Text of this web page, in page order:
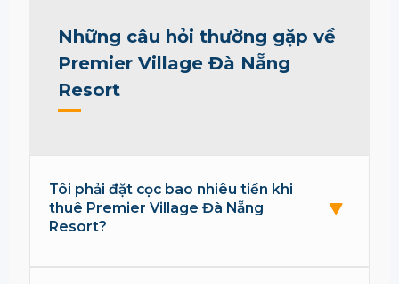
Những câu hỏi thường gặp về
Premier Village Đà Nẵng
Resort
Tôi phải đặt cọc bao nhiêu tiền khi
thuê Premier Village Đà Nẵng
Resort?